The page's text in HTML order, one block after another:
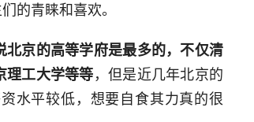
的青睐和喜欢。
京的高等学府是最多的，不仅清
理工大学等等，但是近几年北京的
水平较低，想要自食其力真的很